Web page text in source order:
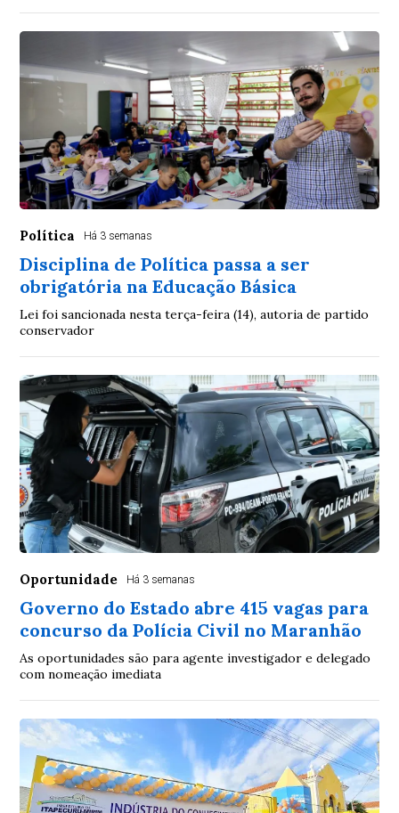
Política Há 3 semanas
Disciplina de Política passa a ser
obrigatória na Educação Básica
Lei foi sancionada nesta terça-feira (14), autoria de partido
conservador
Oportunidade Há 3 semanas
Governo do Estado abre 415 vagas para
concurso da Polícia Civil no Maranhão
As oportunidades são para agente investigador e delegado
com nomeação imediata